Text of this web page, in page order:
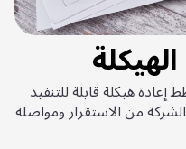
إعادة هيكلة قابلة للتنفيذ
من الاستقرار ومواصلة